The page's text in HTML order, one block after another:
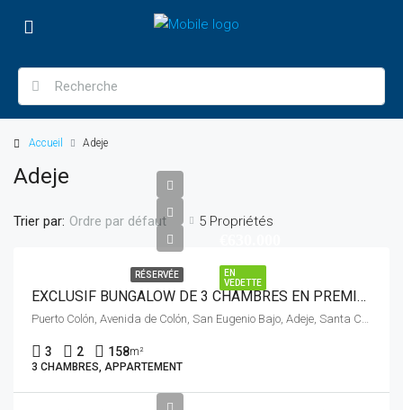
Accueil Adeje
Adeje
5 Propriétés
Trier par: Ordre par défaut
EN
VEDETTE
RÉSERVÉE
EXCLUSIF BUNGALOW DE 3 CHAMBRES EN PREMIÈRE LIGNE DE MER – BAISSE DE PRIX –
Puerto Colón, Avenida de Colón, San Eugenio Bajo, Adeje, Santa Cruz de Tenerife, Canarias, 38660, España
3 2 158m²
3 CHAMBRES, APPARTEMENT